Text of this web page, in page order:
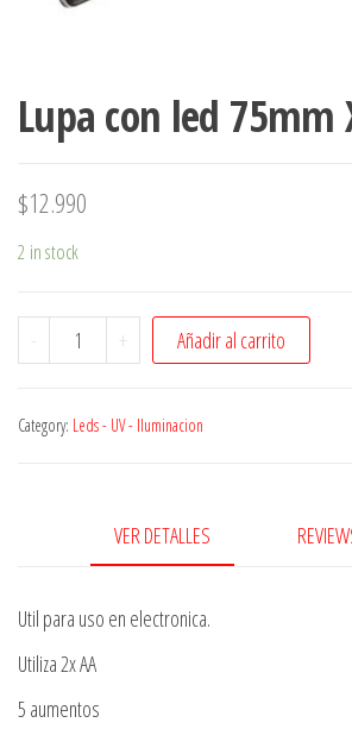
Lupa con led 75mm
$12.990
2 in stock
-
Lupa
con
75mm
+ Añadir al carrito
Category: Leds - UV - Iluminacion
VER DETALLES
Util para uso en electronica.
Utiliza 2x AA
5 aumentos